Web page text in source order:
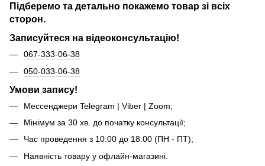
Підберемо та детально покажемо товар зі всіх
сторон.
Записуйтеся на відеоконсультацію!
067-333-06-38
050-033-06-38
Умови запису!
Мессенджери Telegram | Viber | Zoom;
Мінімум за 30 хв. до початку консультації;
Час проведення з 10:00 до 18:00 (ПН - ПТ);
Наявність товару у офлайн-магазині.